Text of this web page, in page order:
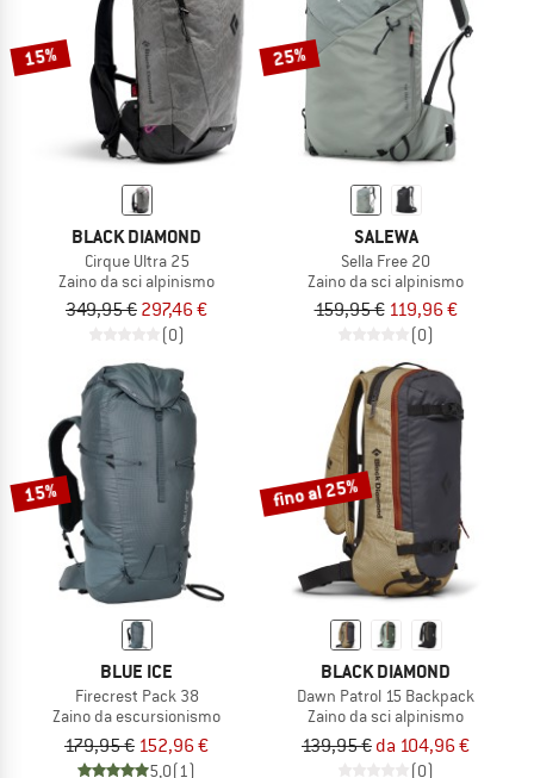
15%
BLACK DIAMOND
Cirque Ultra 25
Zaino da sci alpinismo
349,95 € 297,46 €
(0)
25%
SALEWA
Sella Free 20
Zaino da sci alpinismo
159,95 € 119,96 €
(0)
15%
BLUE ICE
Firecrest Pack 38
Zaino da escursionismo
179,95 € 152,96 €
5,0(1)
fino al 25%
BLACK DIAMOND
Dawn Patrol 15 Backpack
Zaino da sci alpinismo
139,95 € da 104,96 €
(0)